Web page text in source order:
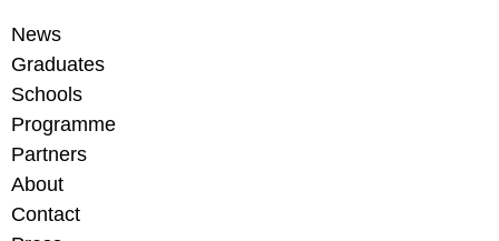
News
Graduates
Schools
Programme
Partners
About
Contact